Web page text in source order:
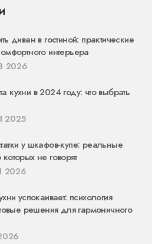
диван в гостиной: практические
интерьера
2026
кухни в 2024 году: что выбрать
2025
у шкафов-купе: реальные
не говорят
2026
успокаивает: психология
решения для гармоничного